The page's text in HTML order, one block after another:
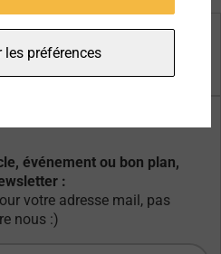
événement ou bon plan,
:
votre adresse mail, pas
nous :)
les préférences